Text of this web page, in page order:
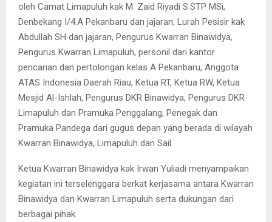
oleh Camat Limapuluh kak M. Zaid Riyadi S.STP MSi,
Denbekang I/4.A Pekanbaru dan jajaran, Lurah Pesisir kak
Abdullah SH dan jajaran, Pengurus Kwarran Binawidya,
Pengurus Kwarran Limapuluh, personil dari kantor
pencarian dan pertolongan kelas A Pekanbaru, Anggota
ATAS Indonesia Daerah Riau, Ketua RT, Ketua RW, Ketua
Mesjid Al-Ishlah, Pengurus DKR Binawidya, Pengurus DKR
Limapuluh dan Pramuka Penggalang, Penegak dan
Pramuka Pandega dari gugus depan yang berada di wilayah
Kwarran Binawidya, Limapuluh dan Sail.
Ketua Kwarran Binawidya kak Irwan Yuliadi menyampaikan
kegiatan ini terselenggara berkat kerjasama antara Kwarran
Binawidya dan Kwarran Limapuluh serta dukungan dari
berbagai pihak.